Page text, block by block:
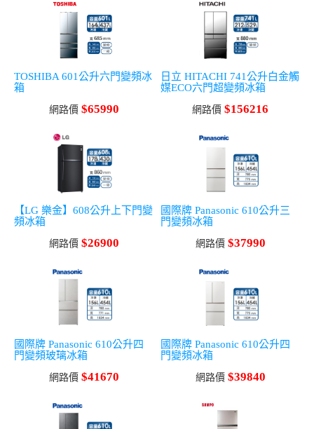
TOSHIBA 601公升六門變頻冰
箱
網路價 $65990
日立 HITACHI 741公升白金觸
媒ECO六門超變頻冰箱
網路價 $156216
【LG 樂金】608公升上下門變
頻冰箱
網路價 $26900
國際牌 Panasonic 610公升三
門變頻冰箱
網路價 $37990
國際牌 Panasonic 610公升四
門變頻玻璃冰箱
網路價 $41670
國際牌 Panasonic 610公升四
門變頻冰箱
網路價 $39840